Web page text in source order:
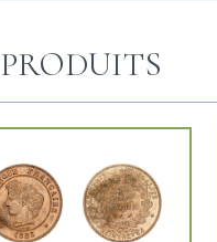
PRODUITS